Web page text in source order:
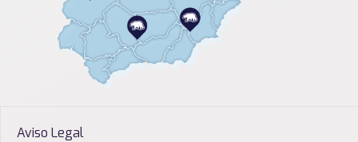
Aviso Legal